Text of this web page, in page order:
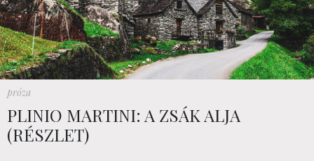
próza
PLINIO MARTINI: A ZSÁK ALJA
(RÉSZLET)